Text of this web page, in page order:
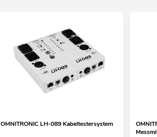
OMNITRONIC LH-089 Kabeltestersystem